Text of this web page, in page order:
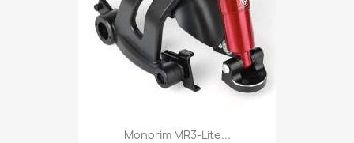
Monorim MR3-Lite...